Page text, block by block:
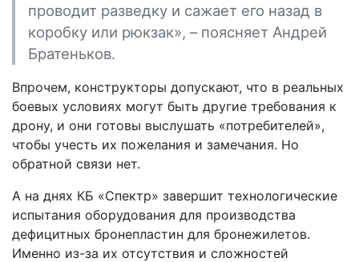
проводит разведку и сажает его назад в
коробку или рюкзак», – поясняет Андрей
Братеньков.
Впрочем, конструкторы допускают, что в реальных
боевых условиях могут быть другие требования к
дрону, и они готовы выслушать «потребителей»,
чтобы учесть их пожелания и замечания. Но
обратной связи нет.
А на днях КБ «Спектр» завершит технологические
испытания оборудования для производства
дефицитных бронепластин для бронежилетов.
Именно из-за их отсутствия и сложностей